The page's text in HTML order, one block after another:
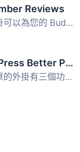
Reviews
這個外掛可以為您的 BuddyPress 社群提供提供為會員提供評論...
BuddyPress Better Pagination
這個簡單的外掛有三個功能： 在BuddyPress的所有目錄（包括...